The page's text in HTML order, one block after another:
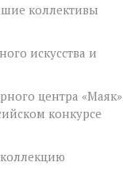
коллективы
искусства и
центра «Маяк»
конкурсе